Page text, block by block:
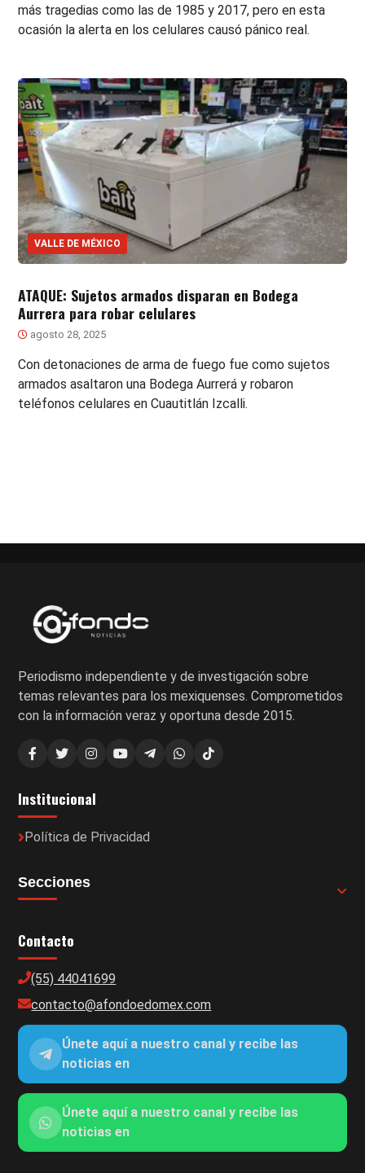
más tragedias como las de 1985 y 2017, pero en esta
ocasión la alerta en los celulares causó pánico real.
VALLE DE MÉXICO
ATAQUE: Sujetos armados disparan en Bodega
Aurrera para robar celulares
agosto 28, 2025
Con detonaciones de arma de fuego fue como sujetos
armados asaltaron una Bodega Aurrerá y robaron
teléfonos celulares en Cuautitlán Izcalli.
entradas
Periodismo independiente y de investigación sobre
temas relevantes para los mexiquenses. Comprometidos
con la información veraz y oportuna desde 2015.
Institucional
Política de Privacidad
Secciones
Contacto
(55) 44041699
contacto@afondoedomex.com
Únete aquí a nuestro canal y recibe las
noticias en
Únete aquí a nuestro canal y recibe las
noticias en